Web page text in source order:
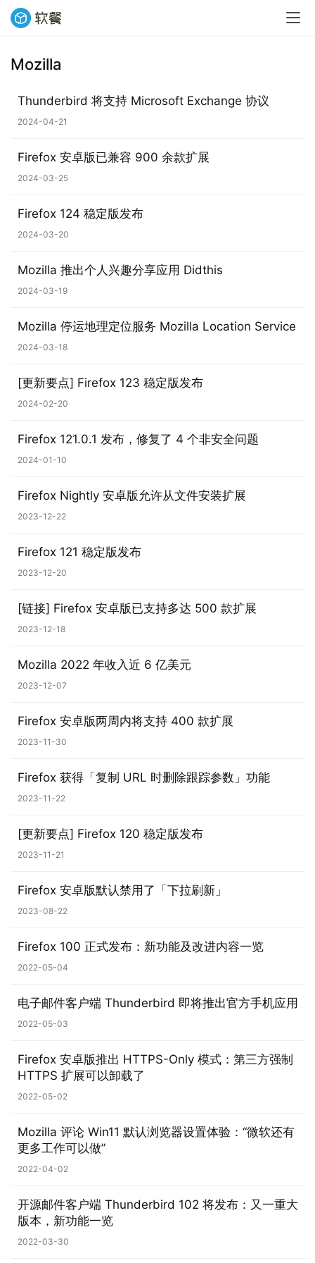
业
W
n
1
0
P
C
件
卓
果
于
Mozilla
Thunderbird 将支持 Microsoft Exchange 协议
2024-04-21
Firefox 安卓版已兼容 900 余款扩展
2024-03-25
Firefox 124 稳定版发布
2024-03-20
Mozilla 推出个人兴趣分享应用 Didthis
2024-03-19
Mozilla 停运地理定位服务 Mozilla Location Service
2024-03-18
[更新要点] Firefox 123 稳定版发布
2024-02-20
Firefox 121.0.1 发布，修复了 4 个非安全问题
2024-01-10
Firefox Nightly 安卓版允许从文件安装扩展
2023-12-22
Firefox 121 稳定版发布
2023-12-20
[链接] Firefox 安卓版已支持多达 500 款扩展
2023-12-18
Mozilla 2022 年收入近 6 亿美元
2023-12-07
Firefox 安卓版两周内将支持 400 款扩展
2023-11-30
Firefox 获得「复制 URL 时删除跟踪参数」功能
2023-11-22
[更新要点] Firefox 120 稳定版发布
2023-11-21
Firefox 安卓版默认禁用了「下拉刷新」
2023-08-22
Firefox 100 正式发布：新功能及改进内容一览
2022-05-04
电子邮件客户端 Thunderbird 即将推出官方手机应用
2022-05-03
Firefox 安卓版推出 HTTPS-Only 模式：第三方强制
HTTPS 扩展可以卸载了
2022-05-02
Mozilla 评论 Win11 默认浏览器设置体验：“微软还有
更多工作可以做”
2022-04-02
开源邮件客户端 Thunderbird 102 将发布：又一重大
版本，新功能一览
2022-03-30